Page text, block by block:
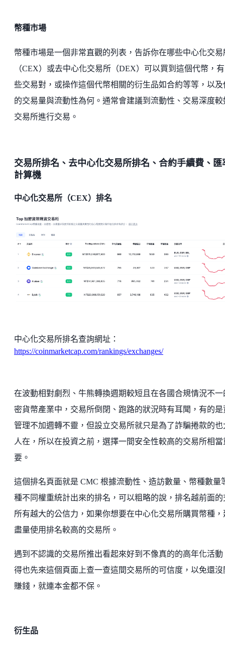
幣種市場
幣種市場是一個非常直觀的列表，告訴你在哪些中心化交易
（CEX）或去中心化交易所（DEX）可以買到這個代幣，
些交易對，或操作這個代幣相關的衍生品如合約等等，以及
的交易量與流動性為何。通常會建議到流動性、交易深度較
交易所進行交易。
交易所排名、去中心化交易所排名、合約手續費、匯
計算機
中心化交易所（CEX）排名
中心化交易所排名查詢網址：
https://coinmarketcap.com/rankings/exchanges/
在波動相對劇烈、牛熊轉換週期較短且在各國合規情況不一
密貨幣產業中，交易所倒閉、跑路的狀況時有耳聞，有的是
管理不加週轉不靈，但設立交易所就只是為了詐騙捲款的也
人在，所以在投資之前，選擇一間安全性較高的交易所相當
要。
這個排名頁面就是 CMC 根據流動性、造訪數量、幣種數量
種不同權重統計出來的排名，可以粗略的說，排名越前面的
所有越大的公信力，如果你想要在中心化交易所購買幣種，
盡量使用排名較高的交易所。
遇到不認識的交易所推出看起來好到不像真的的高年化活動
得也先來這個頁面上查一查這間交易所的可信度，以免還沒
賺錢，就連本金都不保。
衍生品